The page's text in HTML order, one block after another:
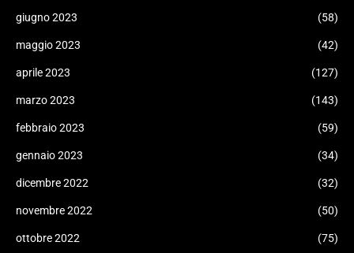
giugno 2023 (58)
maggio 2023 (42)
aprile 2023 (127)
marzo 2023 (143)
febbraio 2023 (59)
gennaio 2023 (34)
dicembre 2022 (32)
novembre 2022 (50)
ottobre 2022 (75)